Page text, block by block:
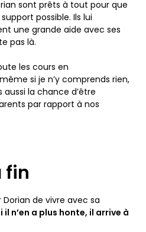
sont prêts à tout pour que
possible. Ils lui
une grande aide avec ses
pas là.
les cours en
si je n’y comprends rien,
la chance d’être
par rapport à nos
fin
de vivre avec sa
il n’en a plus honte, il arrive à